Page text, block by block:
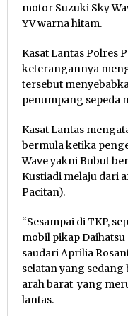
motor Suzuki Sky
YV warna hitam.
Kasat Lantas Polres
keterangannya
tersebut
penumpang sepeda
Kasat Lantas
bermula ketika
Wave yakni Bubut
Kustiadi melaju dari
Pacitan).
“Sesampai di TKP,
mobil pikap
saudari Aprilia
selatan yang
arah barat yang
lantas.